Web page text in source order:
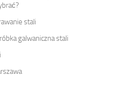
stali
galwaniczna stali